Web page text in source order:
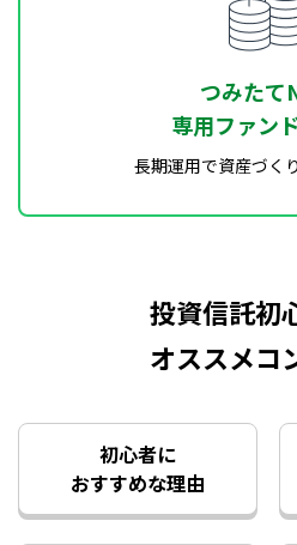
つみたて
専用ファン
長期運用で資産づく
投資信託初
オススメコ
初心者に
おすすめな理由